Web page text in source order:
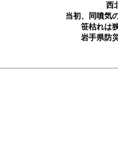
西
当初、同噴気
笹枯れは
岩手県防